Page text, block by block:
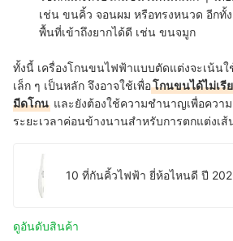
เช่น ขนคิ้ว จอนผม หรือทรงหนวด อีกทั้
พื้นที่เข้าถึงยากได้ดี เช่น ขนจมูก
ทั้งนี้ เครื่องโกนขนไฟฟ้าแบบตัดแต่งจะเน้น
เล็ก ๆ เป็นหลัก จึงอาจใช้เพื่อโกนขนได้ไม่เรี
มีดโกน และยังต้องใช้ความชำนาญเพื่อควา
ระยะเวลาค่อนข้างนานสำหรับการตกแต่งเ
10 ที่กันคิ้วไฟฟ้า ยี่ห้อไหนดี ปี
ดูอันดับสินค้า